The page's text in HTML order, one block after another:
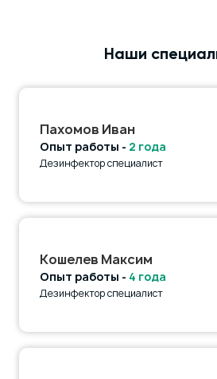
Наши
Пахомов Иван
Опыт работы - 2 года
Дезинфектор специалист
Кошелев Максим
Опыт работы - 4 года
Дезинфектор специалист